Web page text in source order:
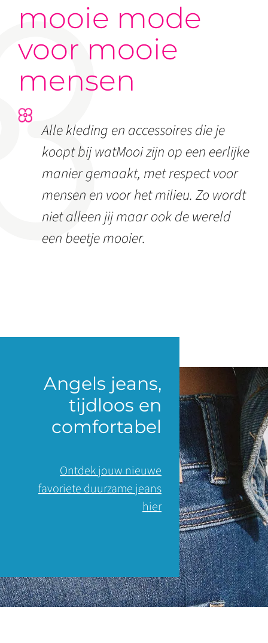
mooie mode
voor mooie
mensen
Alle kleding en accessoires die je
koopt bij watMooi zijn op een eerlijke
manier gemaakt, met respect voor
mensen en voor het milieu. Zo wordt
niet alleen jij maar ook de wereld
een beetje mooier.
Angels jeans,
tijdloos en
comfortabel
Ontdek jouw nieuwe
favoriete duurzame jeans
hier